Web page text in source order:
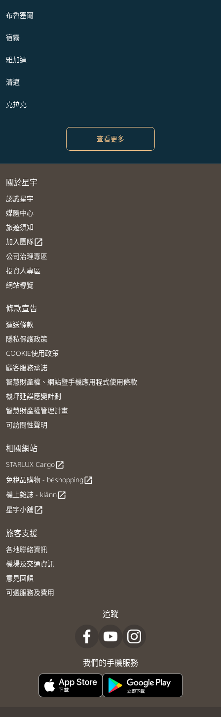
布魯塞爾
宿霧
雅加達
清邁
克拉克
查看更多
關於星宇
認識星宇
媒體中心
旅遊須知
加入團隊open_in_new
公司治理專區
投資人專區
網站導覽
條款宣告
運送條款
隱私保護政策
COOKIE使用政策
顧客服務承諾
智慧財產權、網站暨手機應用程式使用條款
機坪延誤應變計劃
智慧財產權管理計畫
可訪問性聲明
相關網站
STARLUX Cargoopen_in_new
免稅品購物 - béshoppingopen_in_new
機上雜誌 - kiânnopen_in_new
星宇小舖open_in_new
旅客支援
各地聯絡資訊
機場及交通資訊
意見回饋
可選服務及費用
追蹤
我們的手機服務